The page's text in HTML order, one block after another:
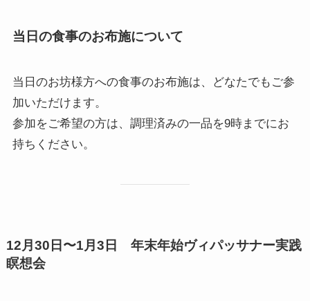
当日の食事のお布施について
当日のお坊様方への食事のお布施は、どなたでもご参
加いただけます。
参加をご希望の方は、調理済みの一品を9時までにお
持ちください。
12月30日〜1月3日 年末年始ヴィパッサナー実践
瞑想会